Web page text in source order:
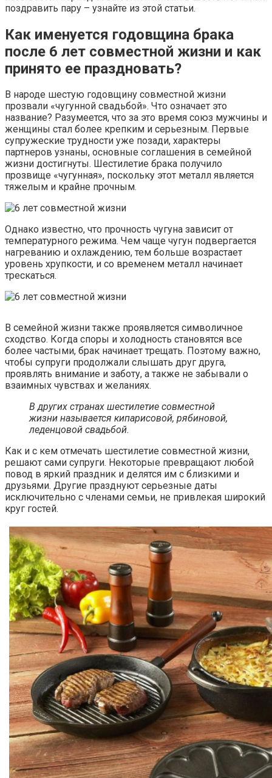
поздравить пару – узнайте из этой статьи.
Как именуется годовщина брака
после 6 лет совместной жизни и как
принято ее праздновать?
В народе шестую годовщину совместной жизни
прозвали «чугунной свадьбой». Что означает это
название? Разумеется, что за это время союз мужчины и
женщины стал более крепким и серьезным. Первые
супружеские трудности уже позади, характеры
партнеров узнаны, основные соглашения в семейной
жизни достигнуты. Шестилетие брака получило
прозвище «чугунная», поскольку этот металл является
тяжелым и крайне прочным.
Однако известно, что прочность чугуна зависит от
температурного режима. Чем чаще чугун подвергается
нагреванию и охлаждению, тем больше возрастает
уровень хрупкости, и со временем металл начинает
трескаться.
В семейной жизни также проявляется символичное
сходство. Когда споры и холодность становятся все
более частыми, брак начинает трещать. Поэтому важно,
чтобы супруги продолжали слышать друг друга,
проявлять внимание и заботу, а также не забывали о
взаимных чувствах и желаниях.
В других странах шестилетие совместной
жизни называется кипарисовой, рябиновой,
леденцовой свадьбой.
Как и с кем отмечать шестилетие совместной жизни,
решают сами супруги. Некоторые превращают любой
повод в яркий праздник и делятся им с близкими и
друзьями. Другие празднуют серьезные даты
исключительно с членами семьи, не привлекая широкий
круг гостей.